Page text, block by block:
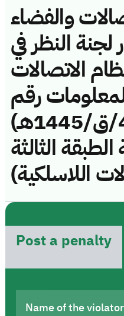
والفضاء
لجنة النظر في
الاتصالات
رقم
(45114978/ق/1445هـ)
الثالثة
اللاسلكية)
Post a penalty
Name of the violator